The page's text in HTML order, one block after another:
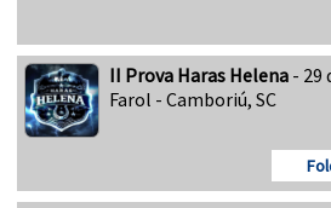
II Prova Haras Helena - 29
Farol - Camboriú, SC